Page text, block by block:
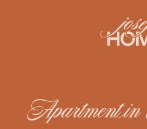
Apartment in